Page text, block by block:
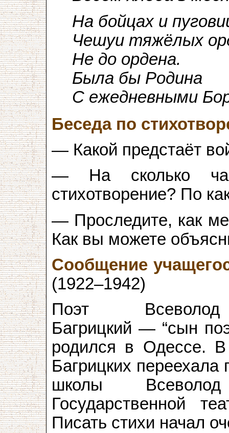
На бойцах и
Чешуи тяжёлых
Не до ордена.
Была бы Родина
С ежедневными
Беседа по
— Какой предстаёт
— На сколько
стихотворение? По
— Проследите, как
Как вы можете
Сообщение
(1922–1942)
Поэт
Багрицкий — “сын
родился в Одессе.
Багрицких
школы
Государственной
Писать стихи начал